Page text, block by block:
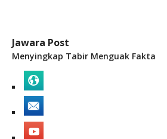
Jawara Post
Menyingkap Tabir Menguak Fakta